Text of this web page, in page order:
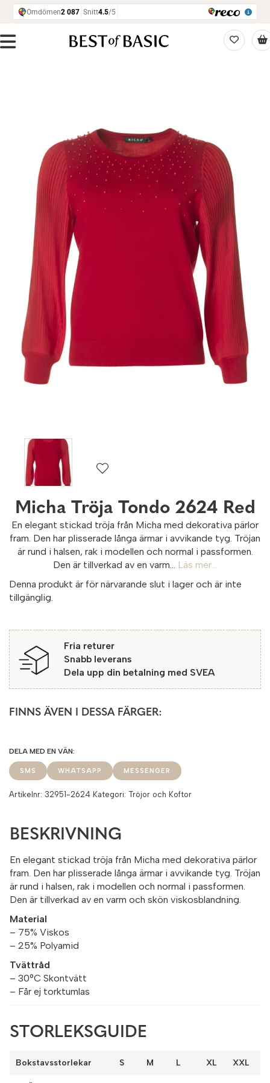
Micha Tröja Tondo 2624 Red
En elegant stickad tröja från Micha med dekorativa pärlor
fram. Den har plisserade långa ärmar i avvikande tyg. Tröjan
är rund i halsen, rak i modellen och normal i passformen.
Den är tillverkad av en varm...
Läs mer...
Denna produkt är för närvarande slut i lager och är inte
tillgänglig.
Fria returer
Snabb leverans
Dela upp din betalning med SVEA
FINNS ÄVEN I DESSA FÄRGER:
SMS WHATSAPP MESSENGER
Artikelnr: 32951-2624 Kategori: Tröjor och Koftor
BESKRIVNING
En elegant stickad tröja från Micha med dekorativa pärlor
fram. Den har plisserade långa ärmar i avvikande tyg. Tröjan
är rund i halsen, rak i modellen och normal i passformen.
Den är tillverkad av en varm och skön viskosblandning.
Material
– 75% Viskos
– 25% Polyamid
Tvättråd
– 30°C Skontvätt
– Får ej torktumlas
STORLEKSGUIDE
Bokstavsstorlekar S M L XL XXL